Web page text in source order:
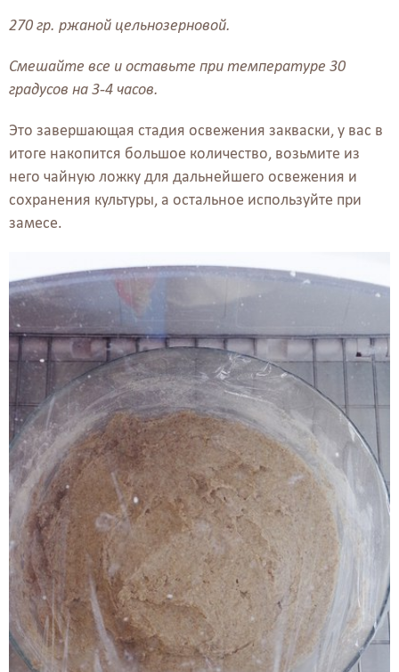
270 гр. ржаной цельнозерновой.
Смешайте все и оставьте при температуре 30
градусов на 3-4 часов.
Это завершающая стадия освежения закваски, у вас в
итоге накопится большое количество, возьмите из
него чайную ложку для дальнейшего освежения и
сохранения культуры, а остальное используйте при
замесе.